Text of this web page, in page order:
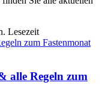
Lesezeit
alle Regeln zum